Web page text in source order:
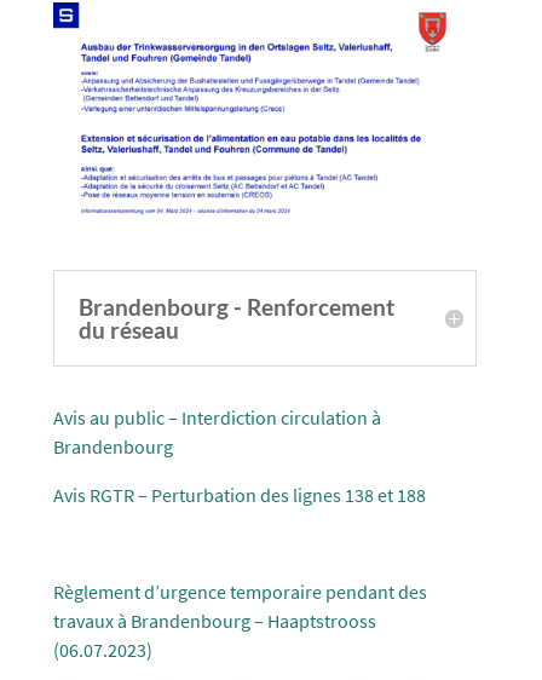
Brandenbourg - Renforcement
du réseau
Avis au public – Interdiction circulation à
Brandenbourg
Avis RGTR – Perturbation des lignes 138 et 188
Règlement d’urgence temporaire pendant des
travaux à Brandenbourg – Haaptstrooss
(06.07.2023)